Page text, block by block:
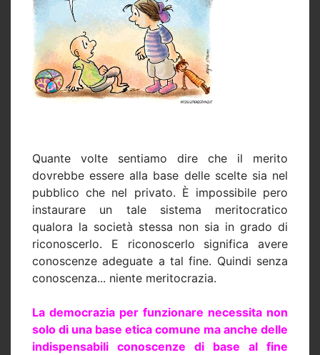
Quante volte sentiamo dire che il merito
dovrebbe essere alla base delle scelte sia nel
pubblico che nel privato. È impossibile pero
instaurare un tale sistema meritocratico
qualora la società stessa non sia in grado di
riconoscerlo. E riconoscerlo significa avere
conoscenze adeguate a tal fine. Quindi senza
conoscenza... niente meritocrazia.
La democrazia per funzionare necessita non
solo di una base etica comune ma anche delle
indispensabili conoscenze di base al fine